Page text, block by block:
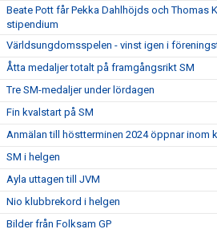
Beate Pott får Pekka Dahlhöjds och Thomas
stipendium
Världsungdomsspelen - vinst igen i
Åtta medaljer totalt på framgångsrikt SM
Tre SM-medaljer under lördagen
Fin kvalstart på SM
Anmälan till höstterminen 2024 öppnar inom
SM i helgen
Ayla uttagen till JVM
Nio klubbrekord i helgen
Bilder från Folksam GP